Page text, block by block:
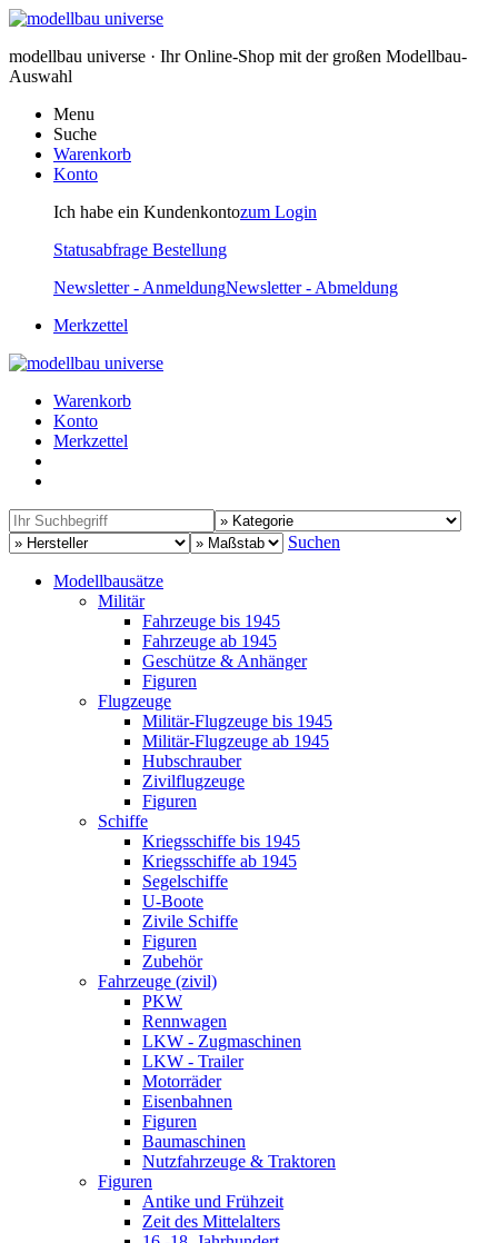
modellbau universe · Ihr Online-Shop mit der großen Modellbau-
Auswahl
Menu
Suche
Warenkorb
Konto
Ich habe ein Kundenkontozum Login
Statusabfrage Bestellung
Newsletter - AnmeldungNewsletter - Abmeldung
Merkzettel
Warenkorb
Konto
Merkzettel
Suchen
Modellbausätze
Militär
Fahrzeuge bis 1945
Fahrzeuge ab 1945
Geschütze & Anhänger
Figuren
Flugzeuge
Militär-Flugzeuge bis 1945
Militär-Flugzeuge ab 1945
Hubschrauber
Zivilflugzeuge
Figuren
Schiffe
Kriegsschiffe bis 1945
Kriegsschiffe ab 1945
Segelschiffe
U-Boote
Zivile Schiffe
Figuren
Zubehör
Fahrzeuge (zivil)
PKW
Rennwagen
LKW - Zugmaschinen
LKW - Trailer
Motorräder
Eisenbahnen
Figuren
Baumaschinen
Nutzfahrzeuge & Traktoren
Figuren
Antike und Frühzeit
Zeit des Mittelalters